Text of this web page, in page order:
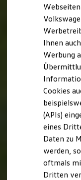
R-
GTI
we drive
Besitzer und
Software
Service
Zubehör
Ihnen
Werbung
Cookies
(APIs)
eines
Daten zu
werden,
oftmals
Dritten